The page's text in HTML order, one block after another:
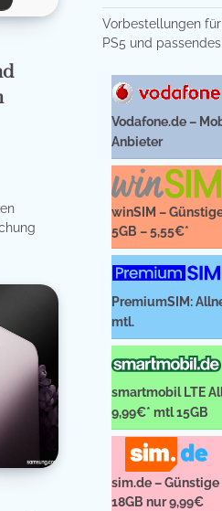
Vorbestellungen
PS5 und
Vodafone.de –
Anbieter
winSIM –
5GB – 5,55€*
PremiumSIM:
mtl.
smartmobil LTE
9,99€* mtl 15GB
sim.de –
18GB nur 9,99€